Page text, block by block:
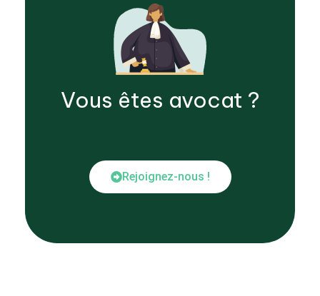
Vous êtes avocat ?
Rejoignez-nous !